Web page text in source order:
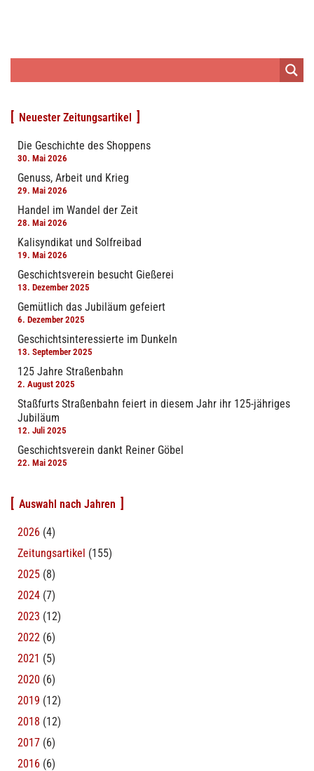
Neuester Zeitungsartikel
Die Geschichte des Shoppens
30. Mai 2026
Genuss, Arbeit und Krieg
29. Mai 2026
Handel im Wandel der Zeit
28. Mai 2026
Kalisyndikat und Solfreibad
19. Mai 2026
Geschichtsverein besucht Gießerei
13. Dezember 2025
Gemütlich das Jubiläum gefeiert
6. Dezember 2025
Geschichtsinteressierte im Dunkeln
13. September 2025
125 Jahre Straßenbahn
2. August 2025
Staßfurts Straßenbahn feiert in diesem Jahr ihr 125-jähriges
Jubiläum
12. Juli 2025
Geschichtsverein dankt Reiner Göbel
22. Mai 2025
Auswahl nach Jahren
2026 (4)
Zeitungsartikel (155)
2025 (8)
2024 (7)
2023 (12)
2022 (6)
2021 (5)
2020 (6)
2019 (12)
2018 (12)
2017 (6)
2016 (6)